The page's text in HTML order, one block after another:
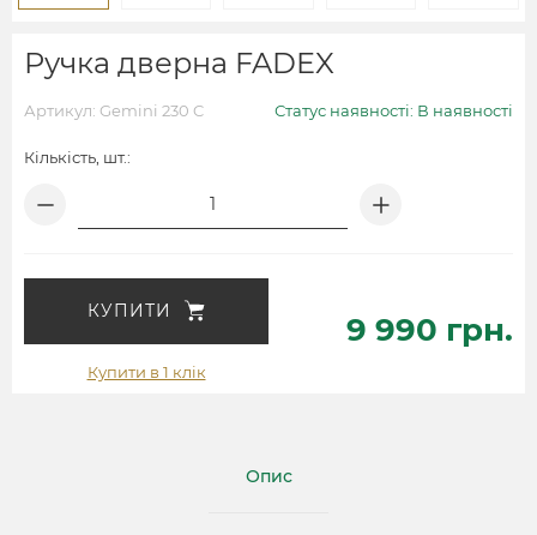
Ручка дверна FADEX
Артикул: Gemini 230 C Статус наявності: В наявності
Кількість, шт.:
КУПИТИ
Купити в 1 клік
9 990 грн.
Опис